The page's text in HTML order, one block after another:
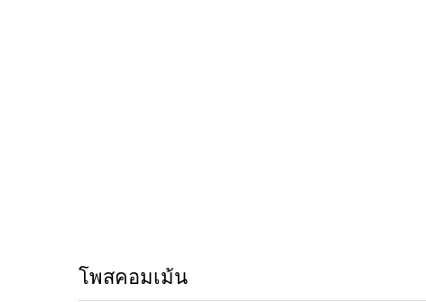
โพสคอมเม้น